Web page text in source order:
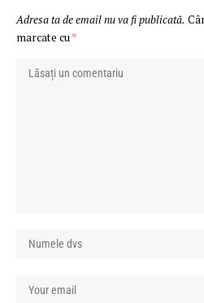
Adresa ta de email nu va fi publicată.
marcate cu*